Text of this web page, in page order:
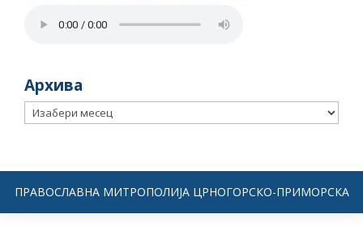
Архива
Архива
ПРАВОСЛАВНА МИТРОПОЛИЈА ЦРНОГОРСКО-ПРИМОРСКА